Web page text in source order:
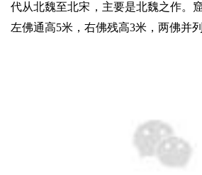
代从北魏至北宋，主要是北魏之作。
左佛通高5米，右佛残高3米，两佛并列